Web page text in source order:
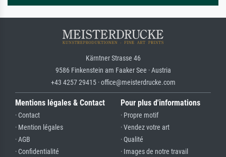
Kärntner Strasse 46
9586 Finkenstein am Faaker See · Austria
+43 4257 29415 · office@meisterdrucke.com
Mentions légales & Contact
· Contact
· Mention légales
· AGB
· Confidentialité
Pour plus d'informations
· Propre motif
· Vendez votre art
· Qualité
· Images de notre travail